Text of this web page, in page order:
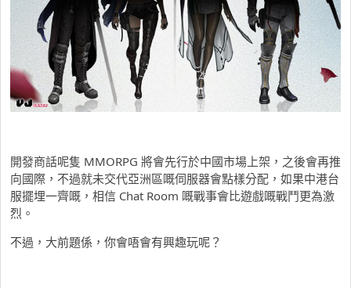
開發商話呢隻 MMORPG 將會先行於中國市場上架，之後會再推
向國際，不過就未交代亞洲區嘅伺服器會點樣分配，如果中港台
服擺埋一齊嘅，相信 Chat Room 嘅戰事會比遊戲嘅戰鬥更為激
烈。
不過，大前題係，你會唔會有興趣玩呢？